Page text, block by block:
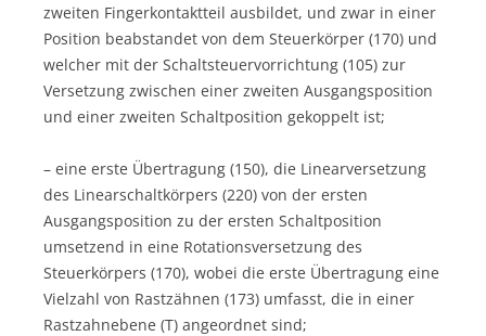
zweiten Fingerkontaktteil ausbildet, und zwar in einer
Position beabstandet von dem Steuerkörper (170) und
welcher mit der Schaltsteuervorrichtung (105) zur
Versetzung zwischen einer zweiten Ausgangsposition
und einer zweiten Schaltposition gekoppelt ist;
– eine erste Übertragung (150), die Linearversetzung
des Linearschaltkörpers (220) von der ersten
Ausgangsposition zu der ersten Schaltposition
umsetzend in eine Rotationsversetzung des
Steuerkörpers (170), wobei die erste Übertragung eine
Vielzahl von Rastzähnen (173) umfasst, die in einer
Rastzahnebene (T) angeordnet sind;